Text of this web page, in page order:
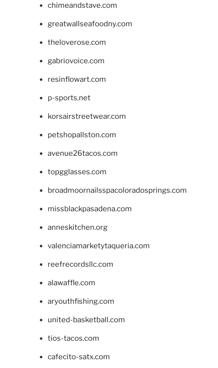
chimeandstave.com
greatwallseafoodny.com
theloverose.com
gabriovoice.com
resinflowart.com
p-sports.net
korsairstreetwear.com
petshopallston.com
avenue26tacos.com
topgglasses.com
broadmoornailsspacoloradosprings.com
missblackpasadena.com
anneskitchen.org
valenciamarketytaqueria.com
reefrecordsllc.com
alawaffle.com
aryouthfishing.com
united-basketball.com
tios-tacos.com
cafecito-satx.com